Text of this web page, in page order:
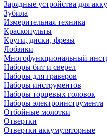
Зарядные устройства для
Зубила
Измерительная техника
Краскопульты
Круги, диски, фрезы
Лобзики
Многофункциональный
Наборы бит и сверел
Наборы для граверов
Наборы инструментов
Наборы торцевых головок
Наборы электроинструмента
Отбойные молотки
Отвертки
Отвертки аккумуляторные